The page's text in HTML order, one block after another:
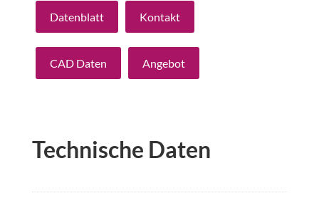
Datenblatt Kontakt
CAD Daten Angebot
Technische Daten